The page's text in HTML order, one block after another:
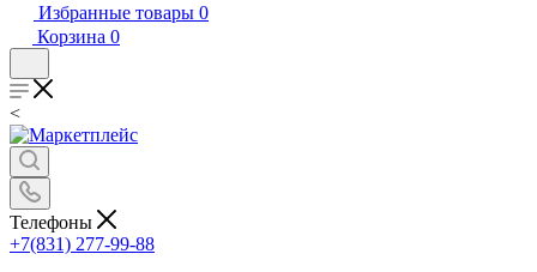
Избранные товары 0
Корзина 0
<
Телефоны
+7(831) 277-99-88